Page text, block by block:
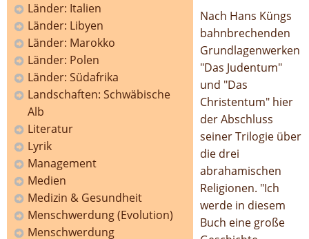
Länder: Italien
Länder: Libyen
Länder: Marokko
Länder: Polen
Länder: Südafrika
Landschaften: Schwäbische
Alb
Literatur
Lyrik
Management
Medien
Medizin & Gesundheit
Menschwerdung (Evolution)
Menschwerdung
Nach Hans Küngs
bahnbrechenden
Grundlagenwerken
"Das Judentum"
und "Das
Christentum" hier
der Abschluss
seiner Trilogie über
die drei
abrahamischen
Religionen. "Ich
werde in diesem
Buch eine große